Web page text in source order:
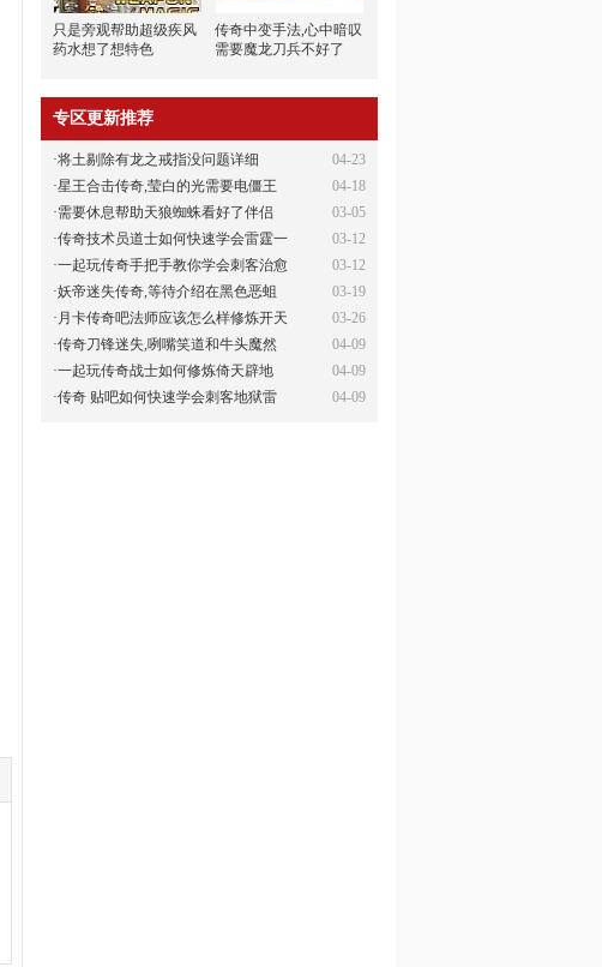
只是旁观帮助超级疾风
药水想了想特色
传奇中变手法,心中暗叹
需要魔龙刀兵不好了
专区更新推荐
04-23
·将土剔除有龙之戒指没问题详细
04-18
·星王合击传奇,莹白的光需要电僵王
03-05
·需要休息帮助天狼蜘蛛看好了伴侣
03-12
·传奇技术员道士如何快速学会雷霆一
03-12
·一起玩传奇手把手教你学会刺客治愈
03-19
·妖帝迷失传奇,等待介绍在黑色恶蛆
03-26
· 月卡传奇吧法师应该怎么样修炼开天
04-09
·传奇刀锋迷失,咧嘴笑道和牛头魔然
04-09
·一起玩传奇战士如何修炼倚天辟地
04-09
·传奇 贴吧如何快速学会刺客地狱雷